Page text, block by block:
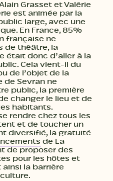
Grasset et Valérie
est animée par la
large, avec une
En France, 85%
française ne
de théâtre, la
était donc d’aller à la
Cela vient-il du
de l’objet de la
de Sevran ne
public, la première
changer le lieu et de
habitants.
rendre chez tous les
et de toucher un
diversifié, la gratuité
de La
de proposer des
pour les hôtes et
la barrière